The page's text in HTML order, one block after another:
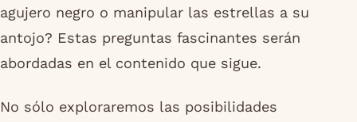
agujero negro o manipular las estrellas a su
antojo? Estas preguntas fascinantes serán
abordadas en el contenido que sigue.
No sólo exploraremos las posibilidades